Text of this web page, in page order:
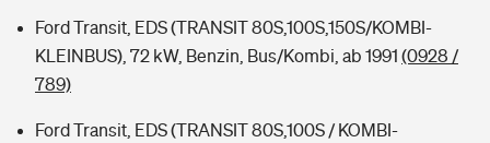
Ford Transit, EDS (TRANSIT 80S,100S,150S/KOMBI-
KLEINBUS), 72 kW, Benzin, Bus/Kombi, ab 1991 (0928 /
789)
Ford Transit, EDS (TRANSIT 80S,100S / KOMBI-